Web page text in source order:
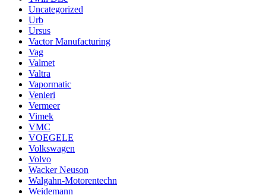
Uncategorized
Urb
Ursus
Vactor Manufacturing
Vag
Valmet
Valtra
Vapormatic
Venieri
Vermeer
Vimek
VMC
VOEGELE
Volkswagen
Volvo
Wacker Neuson
Walgahn-Motorentechn
Weidemann